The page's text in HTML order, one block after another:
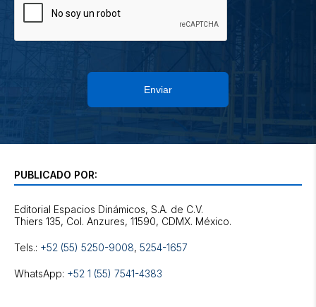
Enviar
PUBLICADO POR:
Editorial Espacios Dinámicos, S.A. de C.V.
Tels.: +52 (55) 5250-9008, 5254-1657
WhatsApp: +52 1 (55) 7541-4383